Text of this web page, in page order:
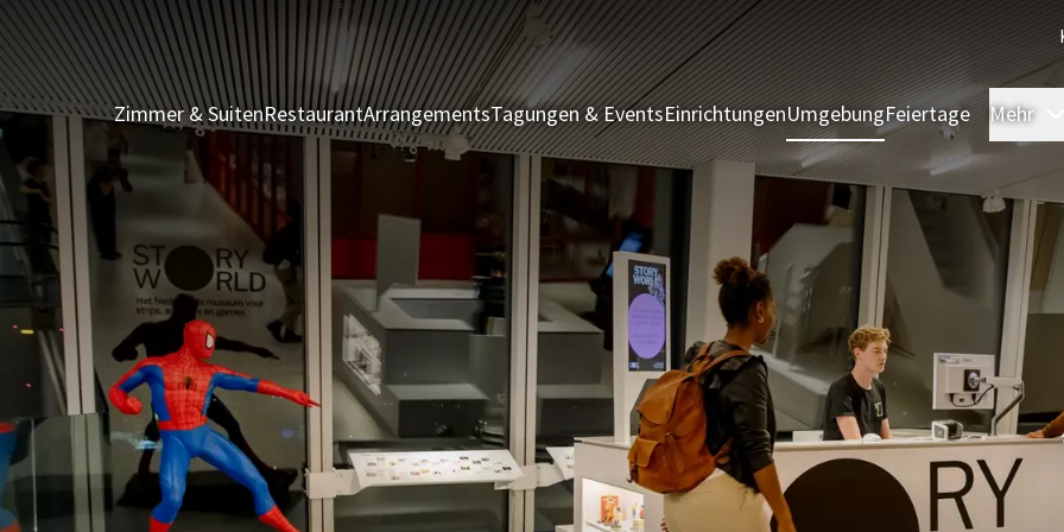
Zimmer & SuitenRestaurantArrangementsTagungen & EventsEinrichtungenUmgebungFeiertage Mehr